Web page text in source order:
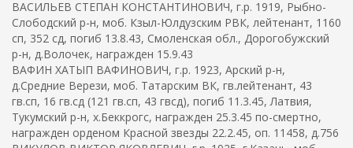
ВАСИЛЬЕВ СТЕПАН КОНСТАНТИНОВИЧ, г.р. 1919, Рыбно-
Слободский р-н, моб. Кзыл-Юлдузским РВК, лейтенант, 1160
сп, 352 сд, погиб 13.8.43, Смоленская обл., Дорогобужский
р-н, д.Волочек, награжден 15.9.43
ВАФИН ХАТЫП ВАФИНОВИЧ, г.р. 1923, Арский р-н,
д.Средние Верези, моб. Татарским ВК, гв.лейтенант, 43
гв.сп, 16 гв.сд (121 гв.сп, 43 гвсд), погиб 11.3.45, Латвия,
Тукумский р-н, х.Беккрогс, награжден 25.3.45 по-смертно,
награжден орденом Красной звезды 22.2.45, оп. 11458, д.756